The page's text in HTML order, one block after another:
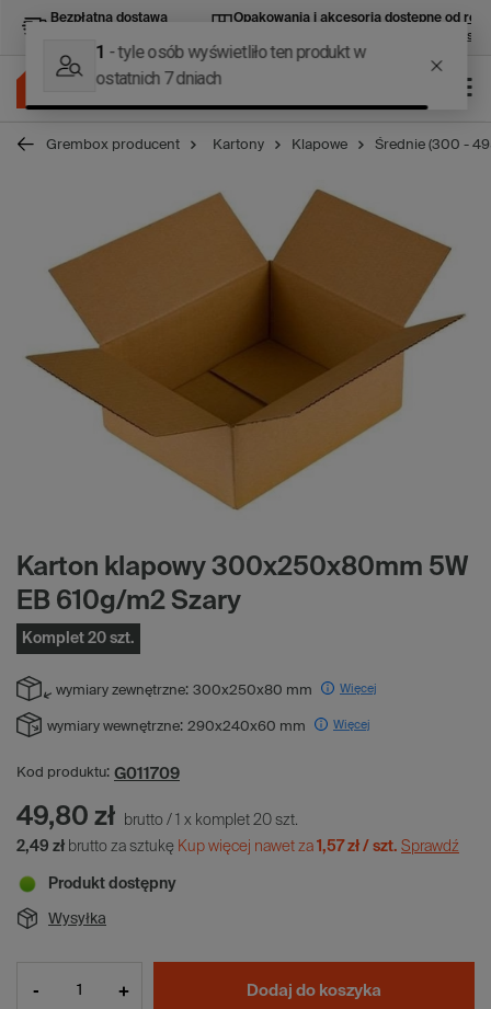
Bezpłatna dostawa
Opakowania i akcesoria dostępne od ręki
wszystko do pakowania w jednym miejscu
Grembox producent Kartony Klapowe Średnie (300 -
Karton klapowy 300x250x80mm 5W
EB 610g/m2 Szary
Komplet 20 szt.
wymiary zewnętrzne: 300x250x80 mm Więcej
wymiary wewnętrzne: 290x240x60 mm Więcej
Kod produktu: G011709
49,80 zł brutto / x komplet 20 szt.
2,49 zł brutto za sztukę Kup więcej nawet za 1,57 zł / szt. Sprawdź
Produkt dostępny
Wysyłka
- + Dodaj do koszyka